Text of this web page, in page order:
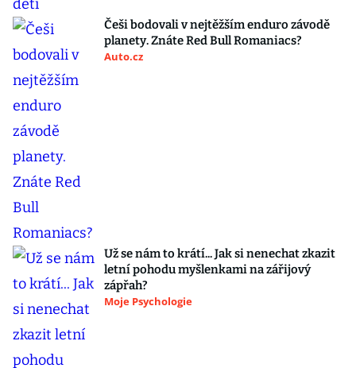
Češi bodovali v nejtěžším enduro závodě
planety. Znáte Red Bull Romaniacs?
Auto.cz
Už se nám to krátí... Jak si nenechat zkazit
letní pohodu myšlenkami na zářijový
zápřah?
Moje Psychologie